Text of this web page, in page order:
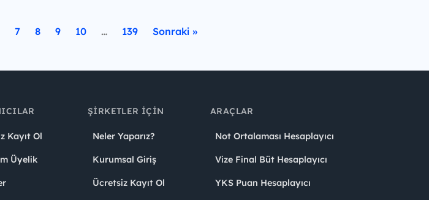
7 8 9 10 … 139 Sonraki »
Kayıt Ol
Üyelik
ŞIRKETLER İÇIN
Neler Yaparız?
Kurumsal Giriş
Ücretsiz Kayıt Ol
ARAÇLAR
Not Ortalaması Hesaplayıcı
Vize Final Büt Hesaplayıcı
YKS Puan Hesaplayıcı